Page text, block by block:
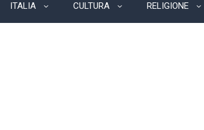
ITALIA CULTURA RELIGIONE